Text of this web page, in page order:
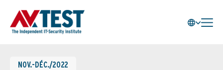
NOV.-DÉC./2022